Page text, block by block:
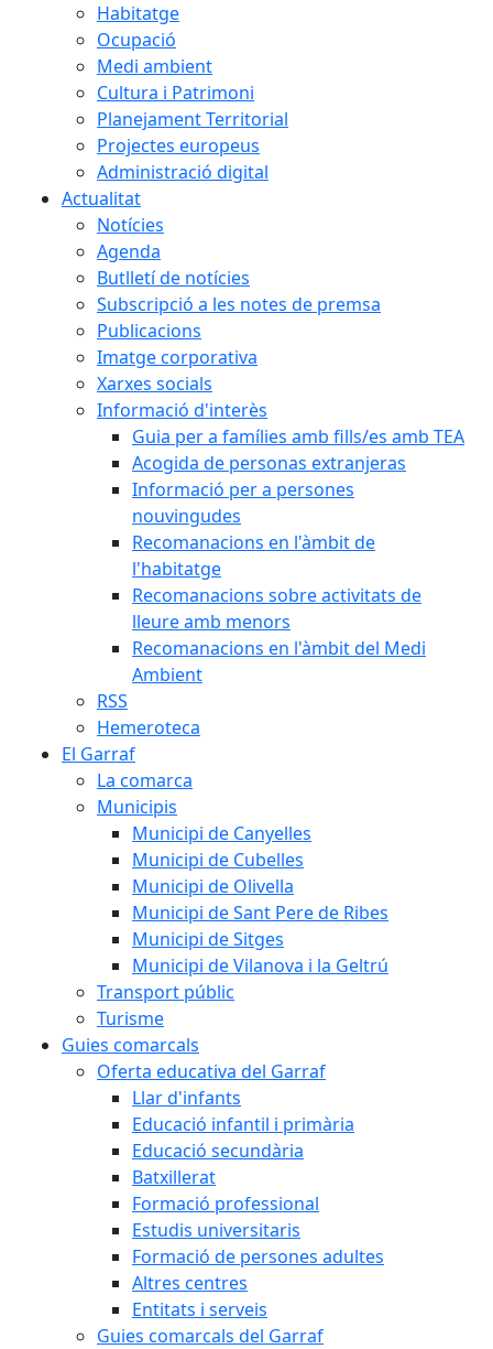
Habitatge
Ocupació
Medi ambient
Cultura i Patrimoni
Planejament Territorial
Projectes europeus
Administració digital
Actualitat
Notícies
Agenda
Butlletí de notícies
Subscripció a les notes de premsa
Publicacions
Imatge corporativa
Xarxes socials
Informació d'interès
Guia per a famílies amb fills/es amb TEA
Acogida de personas extranjeras
Informació per a persones
nouvingudes
Recomanacions en l'àmbit de
l'habitatge
Recomanacions sobre activitats de
lleure amb menors
Recomanacions en l'àmbit del Medi
Ambient
RSS
Hemeroteca
El Garraf
La comarca
Municipis
Municipi de Canyelles
Municipi de Cubelles
Municipi de Olivella
Municipi de Sant Pere de Ribes
Municipi de Sitges
Municipi de Vilanova i la Geltrú
Transport públic
Turisme
Guies comarcals
Oferta educativa del Garraf
Llar d'infants
Educació infantil i primària
Educació secundària
Batxillerat
Formació professional
Estudis universitaris
Formació de persones adultes
Altres centres
Entitats i serveis
Guies comarcals del Garraf